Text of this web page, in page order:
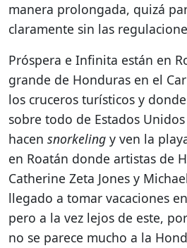
manera prolongada, quizá
claramente sin las
Próspera e Infinita están en
grande de Honduras en el
los cruceros turísticos y
sobre todo de Estados
hacen snorkeling y ven la
en Roatán donde artistas de
Catherine Zeta Jones y
llegado a tomar vacaciones
pero a la vez lejos de este,
no se parece mucho a la